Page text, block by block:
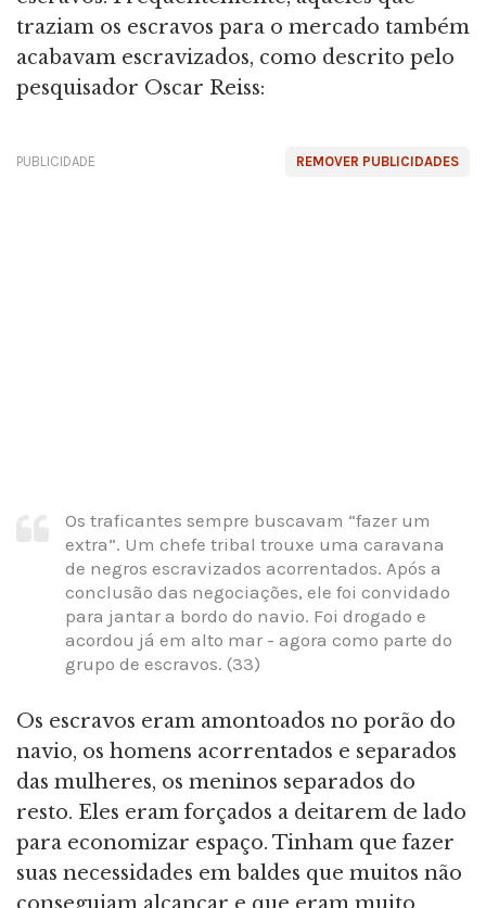
traziam os escravos para o mercado também
acabavam escravizados, como descrito pelo
pesquisador Oscar Reiss:
REMOVER PUBLICIDADES
PUBLICIDADE
Os traficantes sempre buscavam “fazer um
extra”. Um chefe tribal trouxe uma caravana
de negros escravizados acorrentados. Após a
conclusão das negociações, ele foi convidado
para jantar a bordo do navio. Foi drogado e
acordou já em alto mar - agora como parte do
grupo de escravos. (33)
Os escravos eram amontoados no porão do
navio, os homens acorrentados e separados
das mulheres, os meninos separados do
resto. Eles eram forçados a deitarem de lado
para economizar espaço. Tinham que fazer
suas necessidades em baldes que muitos não